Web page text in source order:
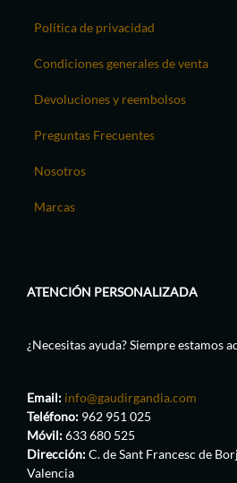
Política de privacidad
Condiciones generales de venta
Devoluciones y reembolsos
Preguntas Frecuentes
Nosotros
Marcas
ATENCIÓN PERSONALIZADA
¿Necesitas ayuda? Siempre estamos
Email: info@gaudirgandia.com
Teléfono: 962 951 025
Móvil:633 680 525
Dirección:C. de Sant Francesc de
Valencia